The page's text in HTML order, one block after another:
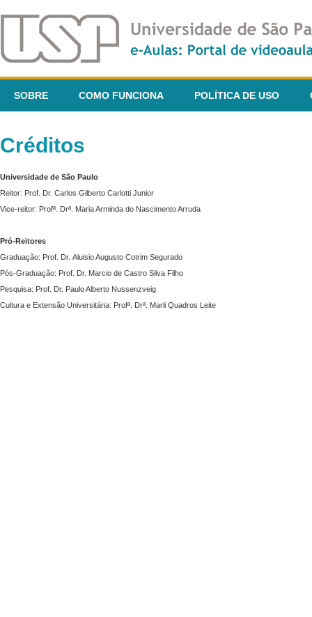
SOBRE COMO FUNCIONA POLÍTICA DE USO
Créditos
Universidade de São Paulo
Reitor: Prof. Dr. Carlos Gilberto Carlotti Junior
Vice-reitor: Profª. Drª. Maria Arminda do Nascimento Arruda
Pró-Reitores
Graduação: Prof. Dr. Aluisio Augusto Cotrim Segurado
Pós-Graduação: Prof. Dr. Marcio de Castro Silva Filho
Pesquisa: Prof. Dr. Paulo Alberto Nussenzveig
Cultura e Extensão Universitária: Profª. Drª. Marli Quadros Leite